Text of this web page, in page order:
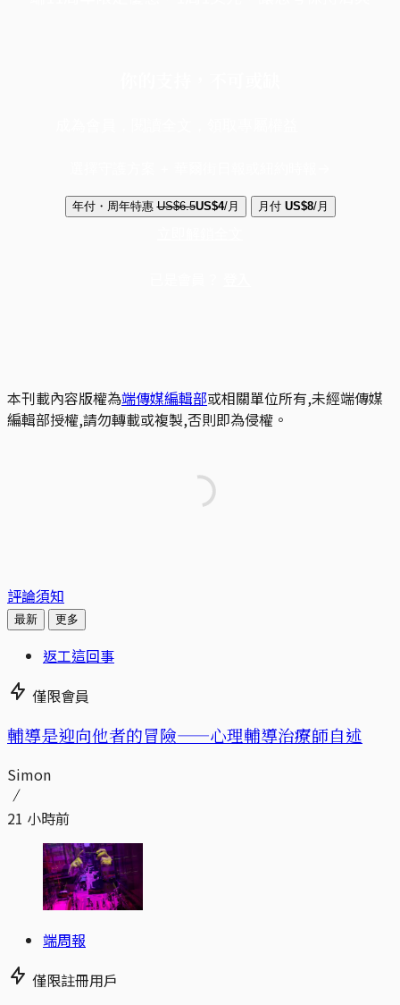
年付・周年特惠 US$6.5US$4/月 月付 US$8/月
本刊載內容版權為端傳媒編輯部或相關單位所有,未經端傳媒
編輯部授權,請勿轉載或複製,否則即為侵權。
評論須知
最新 更多
返工這回事
僅限會員
輔導是迎向他者的冒險——心理輔導治療師自述
Simon
21 小時前
端周報
僅限註冊用戶